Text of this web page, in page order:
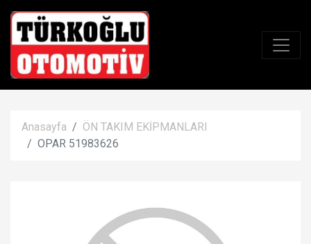
Anasayfa
ÖN TAKIM EKİPMANLARI
OPAR 51983626